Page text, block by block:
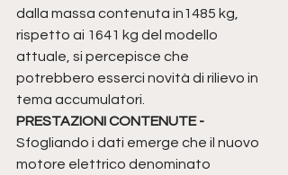
dalla massa contenuta in1485 kg,
rispetto ai 1641 kg del modello
attuale, si percepisce che
potrebbero esserci novità di rilievo in
tema accumulatori.
PRESTAZIONI CONTENUTE -
Sfogliando i dati emerge che il nuovo
motore elettrico denominato